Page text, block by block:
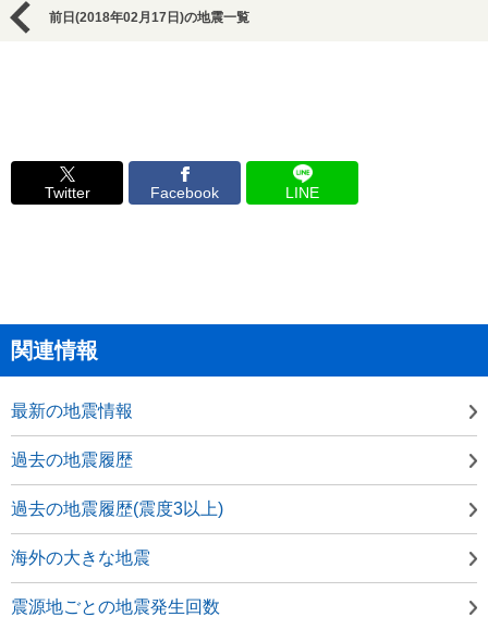
前日(2018年02月17日)の地震一覧
Twitter Facebook LINE
関連情報
最新の地震情報
過去の地震履歴
過去の地震履歴(震度3以上)
海外の大きな地震
震源地ごとの地震発生回数